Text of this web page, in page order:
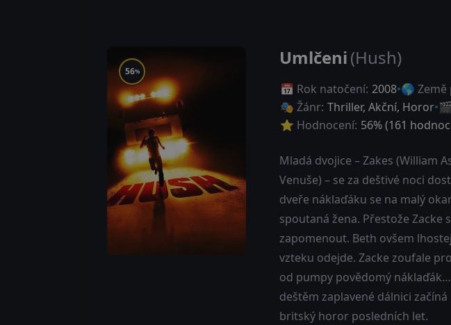
56%
Umlčeni(Hush)
📅 Rok natočení: 2008 🌎 Země
🎭 Žánr: Thriller, Akční, Horor
⭐ Hodnocení: 56% (161
Mladá dvojice – Zakes (William
Venuše) – se za deštivé noci
dveře náklaďáku se na malý
spoutaná žena. Přestože
zapomenout. Beth ovšem
vzteku odejde. Zacke zoufale
od pumpy povědomý
deštěm zaplavené dálnici
britský horor posledních let.